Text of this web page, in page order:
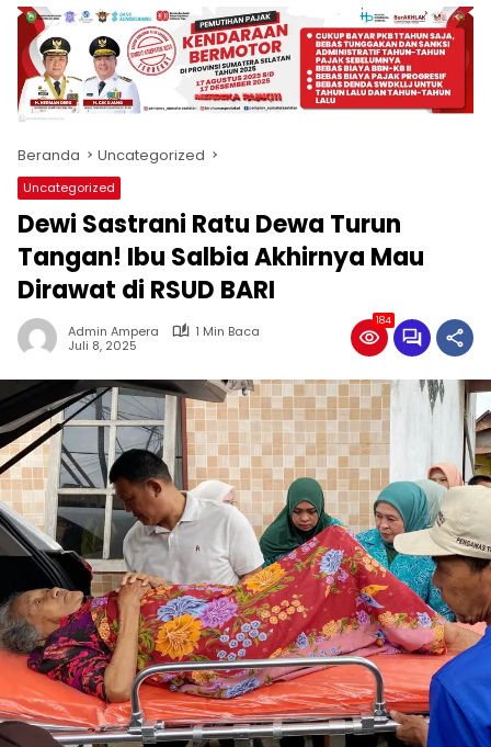
produk
antara
lain
mampu
menjadi
komunikasi
usaha
(beriklan),
fokus
pada
pemberitaan
nasional
maupun
international,
lokal
dan
dinamis,
memiliki
kisaran
harga
iklan
yang
relatif
lebih
murah
dari
Koran
maupun
media
siber
Beranda Uncategorized
Uncategorized
Dewi Sastrani Ratu Dewa Turun
Tangan! Ibu Salbia Akhirnya Mau
Dirawat di RSUD BARI
Admin Ampera
1 Min Baca
Juli 8, 2025
184